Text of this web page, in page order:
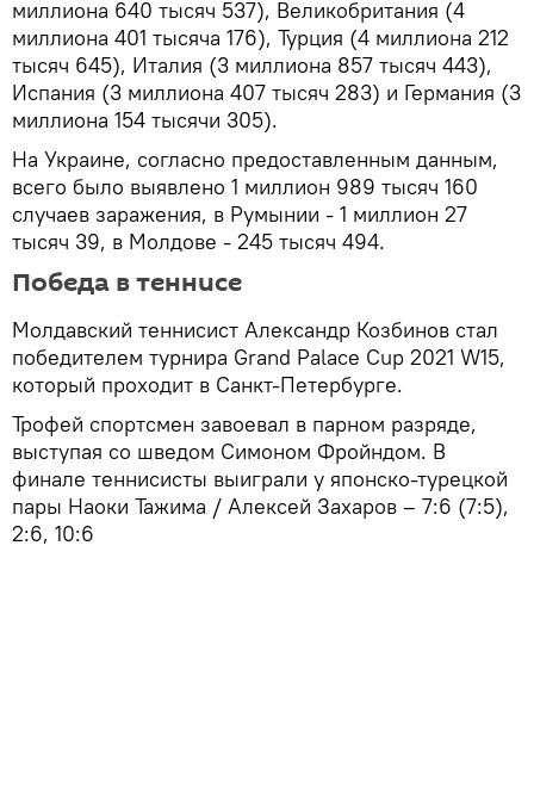
миллиона 640 тысяч 537), Великобритания (4
миллиона 401 тысяча 176), Турция (4 миллиона 212
тысяч 645), Италия (3 миллиона 857 тысяч 443),
Испания (3 миллиона 407 тысяч 283) и Германия (3
миллиона 154 тысячи 305).
На Украине, согласно предоставленным данным,
всего было выявлено 1 миллион 989 тысяч 160
случаев заражения, в Румынии - 1 миллион 27
тысяч 39, в Молдове - 245 тысяч 494.
Победа в теннисе
Молдавский теннисист Александр Козбинов стал
победителем турнира Grand Palace Cup 2021 W15,
который проходит в Санкт-Петербурге.
Трофей спортсмен завоевал в парном разряде,
выступая со шведом Симоном Фройндом. В
финале теннисисты выиграли у японско-турецкой
пары Наоки Тажима / Алексей Захаров – 7:6 (7:5),
2:6, 10:6